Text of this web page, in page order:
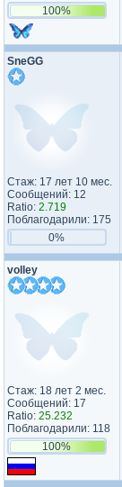
100%
SneGG
Стаж: 17 лет 10 мес.
Сообщений: 12
Ratio: 2.719
Поблагодарили: 175
0%
volley
Стаж: 18 лет 2 мес.
Сообщений: 17
Ratio: 25.232
Поблагодарили: 118
100%